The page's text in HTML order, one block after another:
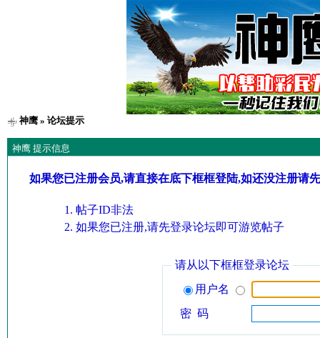
神鹰» 论坛提示
神鹰 提示信息
如果您已注册会员,请直接在底下框框登陆,如还没注册请
帖子ID非法
如果您已注册,请先登录论坛即可游览帖子
请从以下框框登录论坛
用户名
密 码